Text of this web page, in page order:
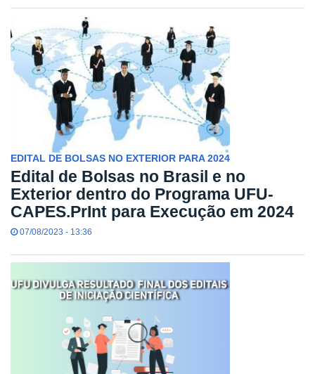
EDITAL DE BOLSAS NO EXTERIOR PARA 2024
Edital de Bolsas no Brasil e no
Exterior dentro do Programa UFU-
CAPES.PrInt para Execução em 2024
07/08/2023 - 13:36